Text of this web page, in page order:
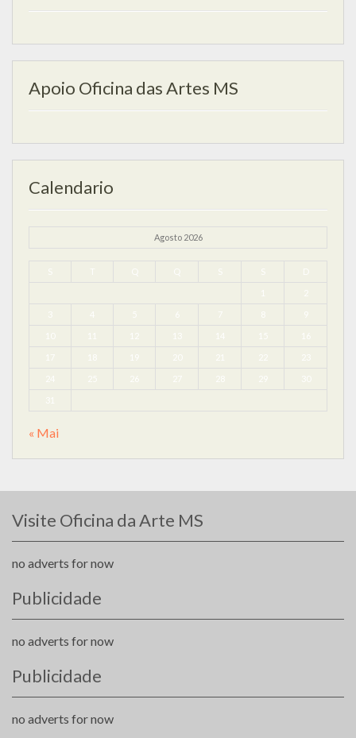
Apoio Oficina das Artes MS
Calendario
Agosto 2026
S T Q Q S S D
1
3 4 5 6 7 8 9
10 11 12 13 14 15 16
17 18 19 20 21 23
24 25 26 27 28 29 30
31
« Mai
Visite Oficina da Arte MS
no adverts for now
Publicidade
no adverts for now
Publicidade
no adverts for now